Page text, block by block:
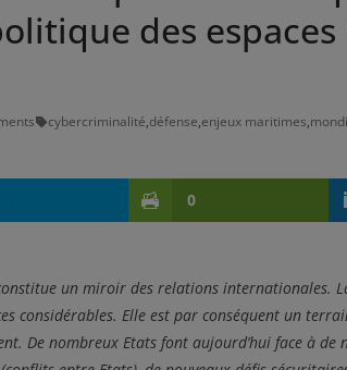
des
cybercriminalité,défense,enjeux maritimes,
0
un miroir des relations internationales.
considérables. Elle est par conséquent un
De nombreux Etats font aujourd’hui face à de